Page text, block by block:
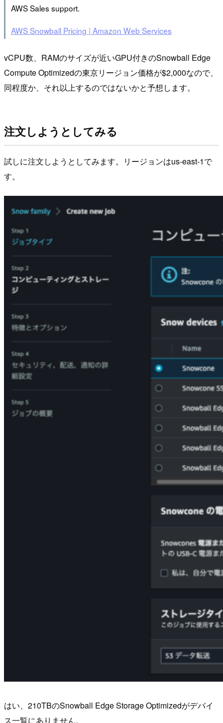
AWS Sales support.
AWS Snowball Pricing | Amazon Web Services
vCPU数、RAMのサイズが近いGPU付きのSnowball Edge
Compute Optimizedの東京リージョン価格が$2,000なので、
同程度か、それ以上するのではないかと予想します。
注文しようとしてみる
試しに注文しようとしてみます。リージョンはus-east-1で
す。
はい、210TBのSnowball Edge Storage Optimizedがデバイ
ス一覧にありません。